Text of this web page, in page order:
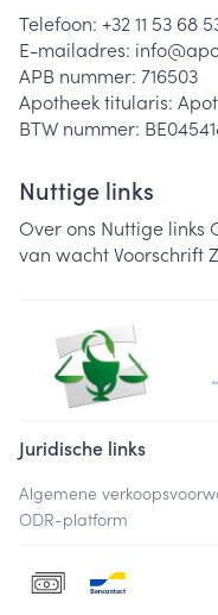
Telefoon: +32 11 53 68
E-mailadres: info@
APB nummer: 716503
Apotheek titularis:
BTW nummer:
Nuttige links
Over ons Nuttige links
van wachtVoorschrift
Juridische links
Algemene
ODR-platform